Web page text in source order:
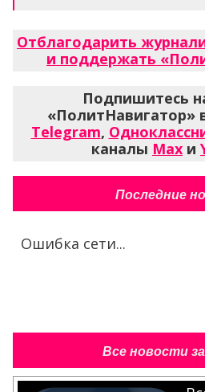
Отблагодарить
и поддержать
Подпишитесь
«ПолитНавигатор»
Telegram,
каналы Max и
Последние
Ошибка сети...
Все новости